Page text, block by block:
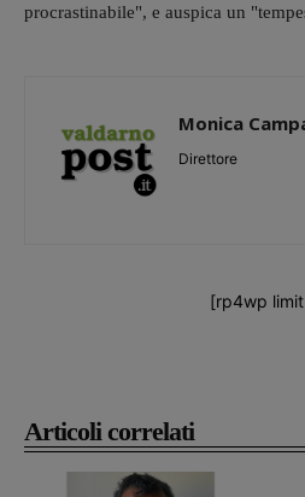
Articoli correlati
procrastinabile", e auspica un
Monica
Direttore
[rp4wp